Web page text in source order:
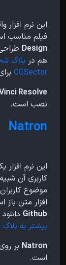
فیلم مناسب
Design
هم در بلاگ
CGSector
Resolve
نصب است.
Natron
این نرم افزار
کاربری آن شبیه
موضوع
افزار متن
Github
بیشتر به
Natron بر
است.